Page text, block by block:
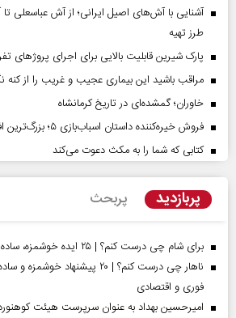
آشنایی با آش‌های اصیل ایرانی؛ از آش عباسعلی
طرز تهیه
پارک شیرین قابلیت‌ بالایی برای اجرای پروژهای
مراقب باشید این بیماری عجیب و غریب را از کنه
خاوران؛ گمشده‌ای در تاریخ کرمانشاه
فروش خیره‌کننده داستان اسباب‌بازی ۵؛ بزرگ‌ترین افتتاحیه سال برای پیکسار
کتابی که شما را به مکث دعوت می‌کند
پربازدید پربحث
برای شام چی درست کنم؟ | ۲۵ ایده خوشمزه، ساده و فوری برای شام امشب
ناهار چی درست کنم؟ | ۲۰ پیشنهاد
فوری و اقتصادی
امیرحسین بهداد به عنوان سرپرست هیئت